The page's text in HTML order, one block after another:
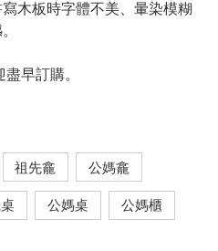
木板時字體不美、暈染模糊
早訂購。
祖先龕 公媽龕
公媽桌 公媽櫃